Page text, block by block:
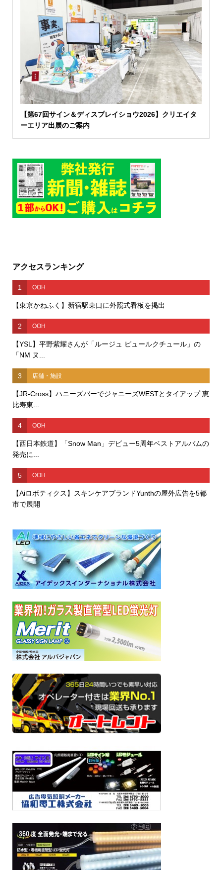
【第67回サイン＆ディスプレイショウ2026】クリエイタ
ーエリア出展のご案内
アクセスランキング
1 OOH
【東京かねふく】新宿駅東口に外照式看板を掲出
2 OOH
【YSL】平野紫耀さんが「ルージュ ピュールクチュール」の
「NM ヌ...
3 店舗・施設
【JR-Cross】ハニーズバーでジャニーズWESTとタイアップ 恵
比寿東...
4 OOH
【西日本鉄道】「Snow Man」デビュー5周年ベストアルバムの
発売に...
5 OOH
【Aiロボティクス】スキンケアブランドYunthの屋外広告を5都
市で展開